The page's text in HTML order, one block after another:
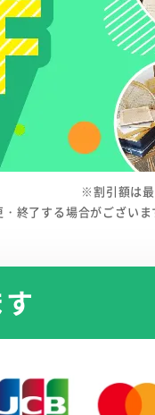
※割引額は最
終了する場合がございま